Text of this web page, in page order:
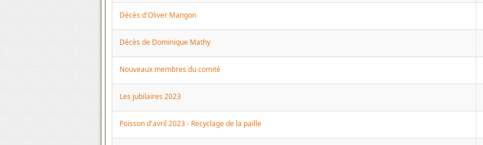
Décès d'Oliver Mangon
Décès de Dominique Mathy
Nouveaux membres du comité
Les jubilaires 2023
Poisson d'avril 2023 - Recyclage de la paille